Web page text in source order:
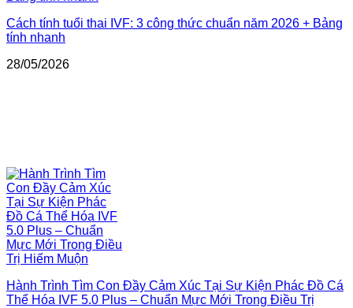
Cách tính tuổi thai IVF: 3 công thức chuẩn năm 2026 + Bảng
tính nhanh
28/05/2026
Hành Trình Tìm Con Đầy Cảm Xúc Tại Sự Kiện Phác Đồ Cá
Thể Hóa IVF 5.0 Plus – Chuẩn Mực Mới Trong Điều Trị